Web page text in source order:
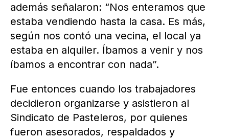
además señalaron: “Nos enteramos que
estaba vendiendo hasta la casa. Es más,
según nos contó una vecina, el local ya
estaba en alquiler. Íbamos a venir y nos
íbamos a encontrar con nada”.
Fue entonces cuando los trabajadores
decidieron organizarse y asistieron al
Sindicato de Pasteleros, por quienes
fueron asesorados, respaldados y